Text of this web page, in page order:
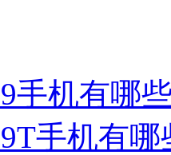
手机有哪
手机有